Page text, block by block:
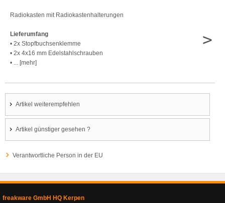
Radiokasten mit Radiokastenhalterungen
Lieferumfang
• 2x Stopfbuchsenklemme
• 2x 4x16 mm Edelstahlschrauben
• ... [mehr]
>
Artikel weiterempfehlen
Artikel günstiger gesehen ?
Verantwortliche Person in der EU
freakware GmbH HQ Kerpen